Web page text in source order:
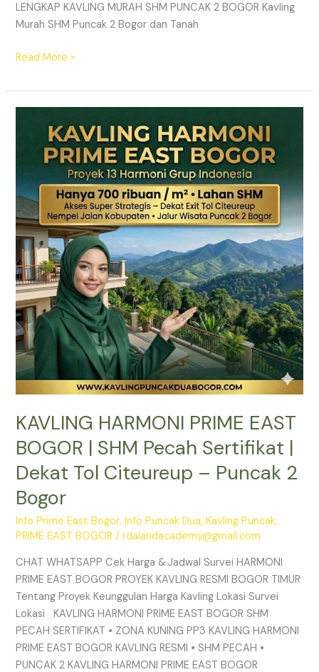
LENGKAP KAVLING MURAH SHM PUNCAK 2 BOGOR Kavling
Murah SHM Puncak 2 Bogor dan Tanah
Read More »
KAVLING HARMONI PRIME EAST
BOGOR | SHM Pecah Sertifikat |
Dekat Tol Citeureup – Puncak 2
Bogor
Info Prime East Bogor,Info Puncak Dua,Kavling Puncak,
PRIME EAST BOGOR /rdalandacademy@gmail.com
CHAT WHATSAPP Cek Harga & Jadwal Survei HARMONI
PRIME EAST BOGOR PROYEK KAVLING RESMI BOGOR TIMUR
Tentang Proyek Keunggulan Harga Kavling Lokasi Survei
Lokasi KAVLING HARMONI PRIME EAST BOGOR SHM
PECAH SERTIFIKAT • ZONA KUNING PP3 KAVLING HARMONI
PRIME EAST BOGOR KAVLING RESMI • SHM PECAH •
PUNCAK 2 KAVLING HARMONI PRIME EAST BOGOR
HARMONI
BOGOR
|
SHM
Pecah
Sertifikat
|
Dekat
Tol
Citeureup
–
Puncak
2